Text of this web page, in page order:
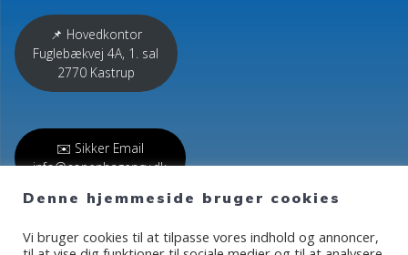
📌 Hovedkontor
Fuglebækvej 4A, 1. sal
2770 Kastrup
✉️ Sikker Email
info@copenhagency.dk
📞 Telefon
Denne hjemmeside bruger cookies
Vi bruger cookies til at tilpasse vores indhold og annoncer,